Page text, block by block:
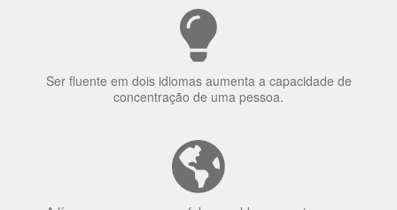
Ser fluente em dois idiomas aumenta a capacidade de